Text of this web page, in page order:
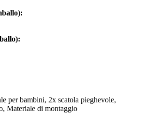
per bambini, 2x scatola pieghevole,
Materiale di montaggio